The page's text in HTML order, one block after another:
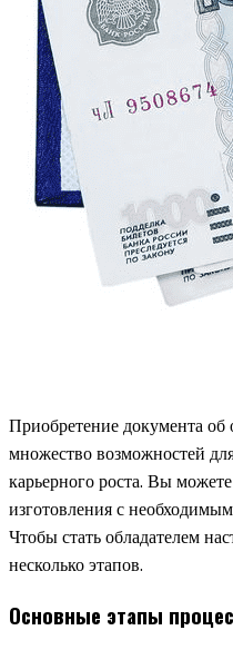
Приобретение документа об
множество возможностей
карьерного роста. Вы
изготовления с
Чтобы стать обладателем
несколько этапов.
Основные этапы